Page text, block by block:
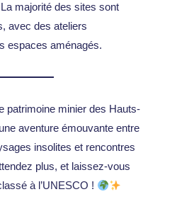
La majorité des sites sont
avec des ateliers
espaces aménagés.
patrimoine minier des Hauts-
aventure émouvante entre
insolites et rencontres
plus, et laissez-vous
à l’UNESCO !